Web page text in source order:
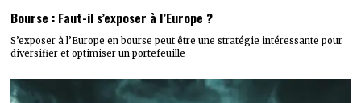
Bourse : Faut-il s’exposer à l’Europe ?
S’exposer à l’Europe en bourse peut être une stratégie intéressante pour
diversifier et optimiser un portefeuille